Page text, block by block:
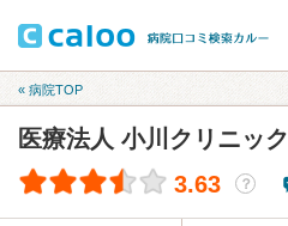
« 病院TOP
医療法人 小川クリニック
3.63 ？